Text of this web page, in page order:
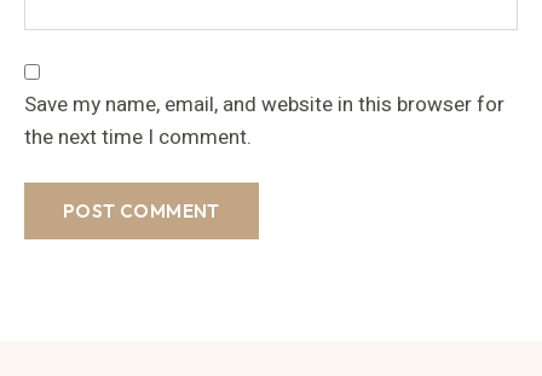
Save my name, email, and website in this browser for
the next time I comment.